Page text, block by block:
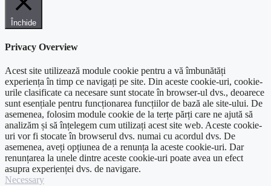
Închide
Privacy Overview
Acest site utilizează module cookie pentru a vă îmbunătăți
experiența în timp ce navigați pe site. Din aceste cookie-uri, cookie-
urile clasificate ca necesare sunt stocate în browser-ul dvs., deoarece
sunt esențiale pentru funcționarea funcțiilor de bază ale site-ului. De
asemenea, folosim module cookie de la terțe părți care ne ajută să
analizăm și să înțelegem cum utilizați acest site web. Aceste cookie-
uri vor fi stocate în browserul dvs. numai cu acordul dvs. De
asemenea, aveți opțiunea de a renunța la aceste cookie-uri. Dar
renunțarea la unele dintre aceste cookie-uri poate avea un efect
asupra experienței dvs. de navigare.
Necessary